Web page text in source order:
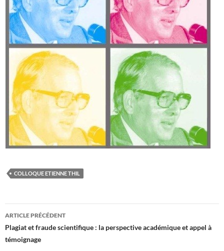
COLLOQUE ETIENNE THIL
Navigation
des
articles
ARTICLE PRÉCÉDENT
Plagiat et fraude scientifique : la perspective académique et appel à
témoignage